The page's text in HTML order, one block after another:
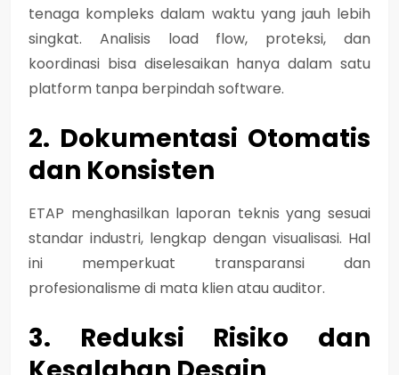
tenaga kompleks dalam waktu yang jauh lebih
singkat. Analisis load flow, proteksi, dan
koordinasi bisa diselesaikan hanya dalam satu
platform tanpa berpindah software.
2. Dokumentasi Otomatis
dan Konsisten
ETAP menghasilkan laporan teknis yang sesuai
standar industri, lengkap dengan visualisasi. Hal
ini memperkuat transparansi dan
profesionalisme di mata klien atau auditor.
3. Reduksi Risiko dan